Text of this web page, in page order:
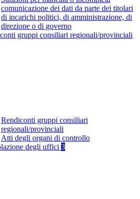
comunicazione dei dati da parte dei titolari
di incarichi politici, di amministrazione, di
direzione o di governo
gruppi consiliari regionali/provinciali
Rendiconti gruppi consiliari
regionali/provinciali
Atti degli organi di controllo
degli uffici 3